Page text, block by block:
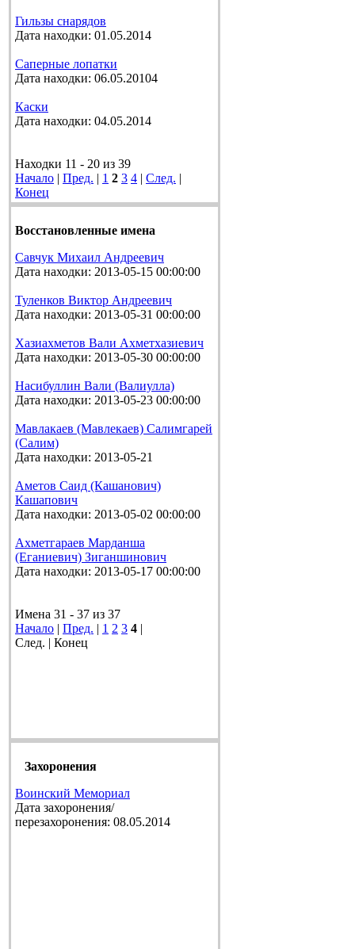
Гильзы снарядов
Дата находки: 01.05.2014
Саперные лопатки
Дата находки: 06.05.20104
Каски
Дата находки: 04.05.2014
Находки 11 - 20 из 39
Начало | Пред. | 1 2 3 4 | След. |
Конец
Восстановленные имена
Савчук Михаил Андреевич
Дата находки: 2013-05-15 00:00:00
Туленков Виктор Андреевич
Дата находки: 2013-05-31 00:00:00
Хазиахметов Вали Ахметхазиевич
Дата находки: 2013-05-30 00:00:00
Насибуллин Вали (Валиулла)
Дата находки: 2013-05-23 00:00:00
Мавлакаев (Мавлекаев) Салимгарей
(Салим)
Дата находки: 2013-05-21
Аметов Саид (Кашанович)
Кашапович
Дата находки: 2013-05-02 00:00:00
Ахметгараев Марданша
(Еганиевич) Зиганшинович
Дата находки: 2013-05-17 00:00:00
Имена 31 - 37 из 37
Начало | Пред. | 1 2 3 4 |
След. | Конец
Захоронения
Воинский Мемориал
Дата захоронения/
перезахоронения: 08.05.2014